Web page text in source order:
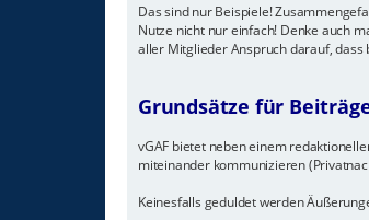
Das sind nur Beispiele!
Nutze nicht nur einfach! Denke auch
aller Mitglieder Anspruch darauf,
Grundsätze für
vGAF bietet neben einem
miteinander kommunizieren
Keinesfalls geduldet werden